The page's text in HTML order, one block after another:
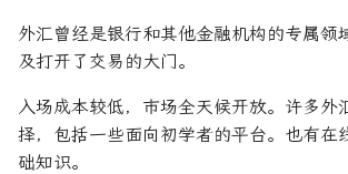
外汇曾经是银行和其他金融机构的专属领
及打开了交易的大门。
入场成本较低，市场全天候开放。许多外
择，包括一些面向初学者的平台。也有在
础知识。